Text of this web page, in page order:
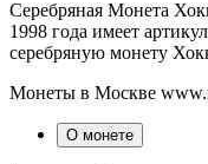
Серебряная Монета
1998 года имеет
серебряную монету
Монеты в Москве
О монете